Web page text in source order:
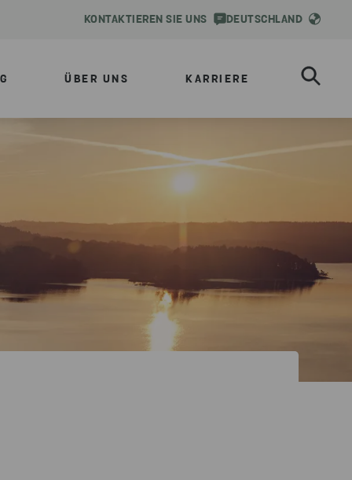
KONTAKTIEREN SIE UNS DEUTSCHLAND
ÜBER UNS KARRIERE